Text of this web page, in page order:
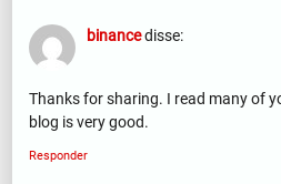
binancedisse:
Thanks for sharing. I read many of
blog is very good.
Responder